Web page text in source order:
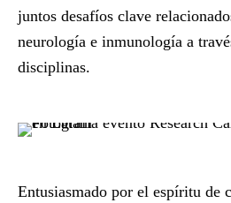
juntos desafíos clave
neurología e inmunología a
disciplinas.
Entusiasmado por el espíritu de